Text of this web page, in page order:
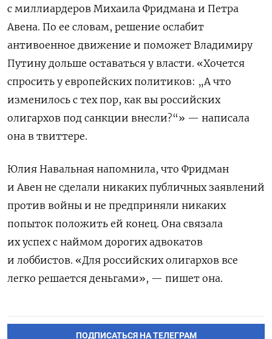
с миллиардеров Михаила Фридмана и Петра
Авена. По ее словам, решение ослабит
антивоенное движение и поможет Владимиру
Путину дольше оставаться у власти. «Хочется
спросить у европейских политиков: „А что
изменилось с тех пор, как вы российских
олигархов под санкции внесли?“» — написала
она в твиттере.
Юлия Навальная напомнила, что Фридман
и Авен не сделали никаких публичных заявлений
против войны и не предприняли никаких
попыток положить ей конец. Она связала
их успех с наймом дорогих адвокатов
и лоббистов. «Для российских олигархов все
легко решается деньгами», — пишет она.
ПОДПИСАТЬСЯ НА ТЕЛЕГРАМ